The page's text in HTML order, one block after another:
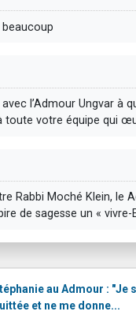
beaucoup
l’Admour Ungvar à
votre équipe qui
Rabbi Moché Klein, le
de sagesse un « vivre-
au Admour : "Je
et ne me donne...